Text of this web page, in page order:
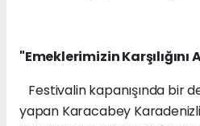
"Emeklerimizin Karşılığını
Festivalin kapanışında bir
yapan Karacabey